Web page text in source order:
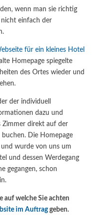
wenn man sie richtig
einfach der
für ein kleines Hotel
Homepage spiegelte
des Ortes wieder und
der individuell
dazu und
Zimmer direkt auf der
Die Homepage
wurde von uns um
und dessen Werdegang
gegangen, schon
auf welche Sie achten
im Auftraggeben.